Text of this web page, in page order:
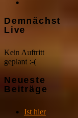
Demnächst
Live
Kein Auftritt
geplant :-(
Neueste
Beiträge
Ist hier